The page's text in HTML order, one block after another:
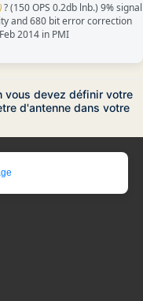
? (150 OPS 0.2db lnb.) 9% signal
and 680 bit error correction
2014 in PMI
vous devez définir votre
d'antenne dans votre